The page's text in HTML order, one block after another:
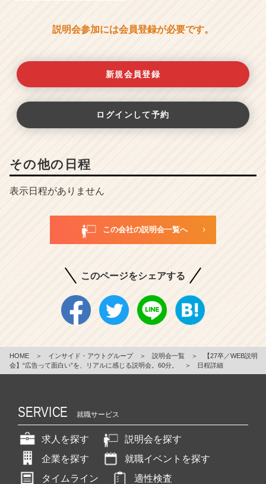
説明会参加には会員登録が必要です。
新規会員登録
ログインして予約
その他の日程
表示日程がありません
この会社の説明会一覧へ
このページをシェアする
HOME ＞ インサイド・アウトグループ ＞ 説明会一覧 ＞
【27卒／WEB説明
会】“広告って面白い”を、リアルに感じる説明会。60分。
＞ 日程詳細
SERVICE 就職サービス
求人を探す
説明会を探す
企業を探す
就職イベントを探す
タイムライン
適性検査